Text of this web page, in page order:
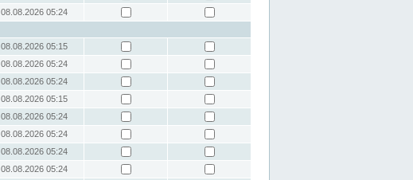
08.08.2026 05:24
08.08.2026 05:15
08.08.2026 05:24
08.08.2026 05:24
08.08.2026 05:15
08.08.2026 05:24
08.08.2026 05:24
08.08.2026 05:24
08.08.2026 05:24